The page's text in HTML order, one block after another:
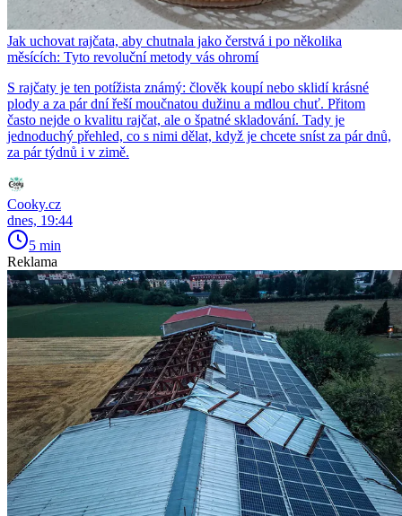
Jak uchovat rajčata, aby chutnala jako čerstvá i po několika
měsících: Tyto revoluční metody vás ohromí
S rajčaty je ten potížista známý: člověk koupí nebo sklidí krásné
plody a za pár dní řeší moučnatou dužinu a mdlou chuť. Přitom
často nejde o kvalitu rajčat, ale o špatné skladování. Tady je
jednoduchý přehled, co s nimi dělat, když je chcete sníst za pár dnů,
za pár týdnů i v zimě.
Cooky.cz
dnes, 19:44
5 min
Reklama